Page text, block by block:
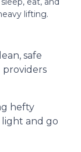
lifting.
safe
hefty
light and go